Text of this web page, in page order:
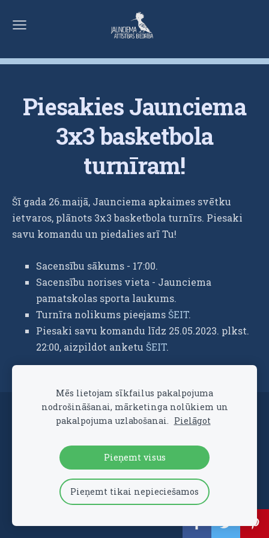
Piesakies Jaunciema
3x3 basketbola
turnīram!
Šī gada 26.maijā, Jaunciema apkaimes svētku
ietvaros, plānots 3x3 basketbola turnīrs. Piesaki
savu komandu un piedalies arī Tu!
Sacensību sākums - 17:00.
Sacensību norises vieta - Jaunciema
pamatskolas sporta laukums.
Turnīra nolikums pieejams ŠEIT.
Piesaki savu komandu līdz 25.05.2023. plkst.
22:00, aizpildot anketu ŠEIT.
Sīkdatnes
Veidots arMozello- labo mājas lapu ģeneratoru.
Mēs lietojam sīkfailus pakalpojuma
nodrošināšanai, mārketinga nolūkiem un
pakalpojuma uzlabošanai. Pielāgot
Pieņemt visus
Pieņemt tikai nepieciešamos